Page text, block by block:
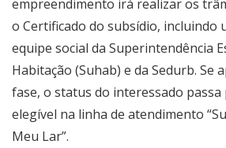
empreendimento irá realizar os
o Certificado do subsídio, incluindo
equipe social da Superintendência
Habitação (Suhab) e da Sedurb. Se
fase, o status do interessado passa
elegível na linha de atendimento
Meu Lar”.